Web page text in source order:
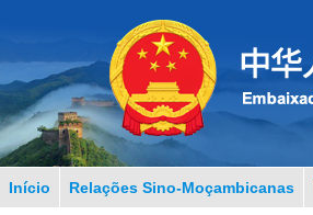
Início Relações Sino-Moçambicanas